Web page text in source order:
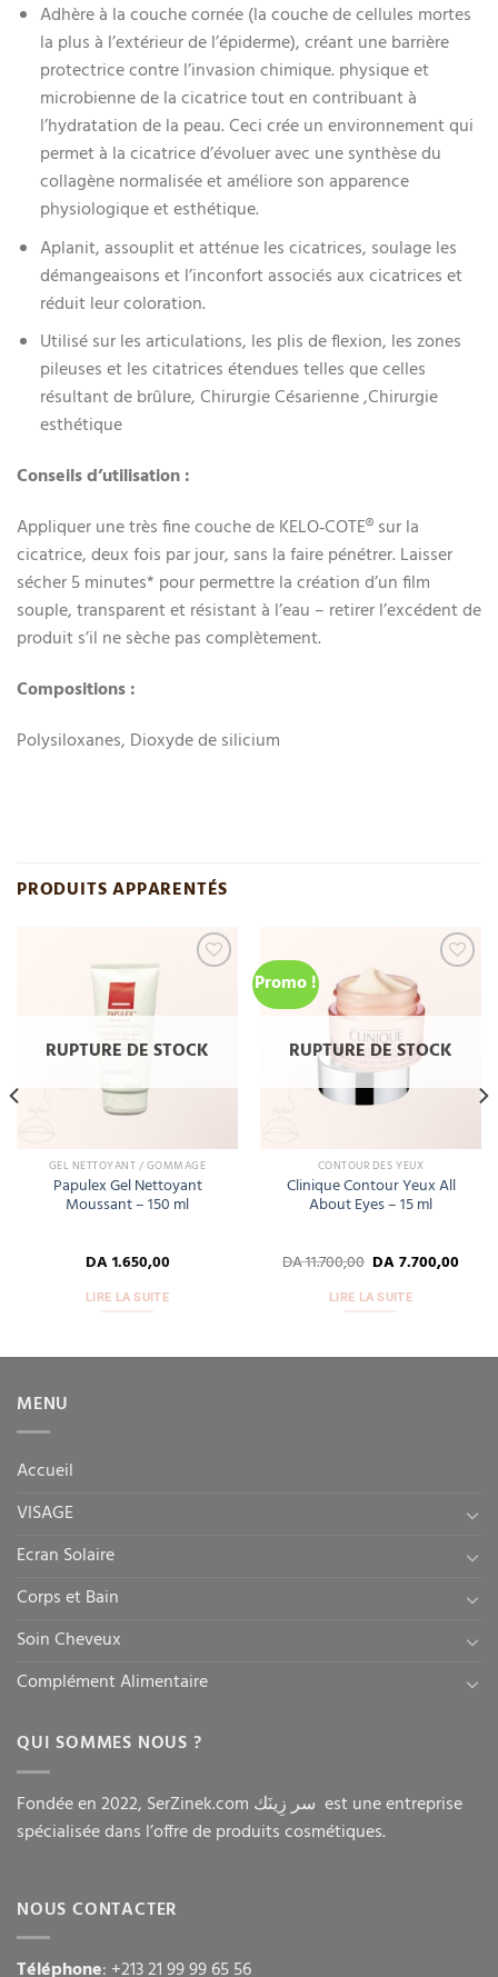
Adhère à la couche cornée (la couche de cellules mortes
la plus à l’extérieur de l’épiderme), créant une barrière
protectrice contre l’invasion chimique. physique et
microbienne de la cicatrice tout en contribuant à
l’hydratation de la peau. Ceci crée un environnement qui
permet à la cicatrice d’évoluer avec une synthèse du
collagène normalisée et améliore son apparence
physiologique et esthétique.
Aplanit, assouplit et atténue les cicatrices, soulage les
démangeaisons et l’inconfort associés aux cicatrices et
réduit leur coloration.
Utilisé sur les articulations, les plis de flexion, les zones
pileuses et les citatrices étendues telles que celles
résultant de brûlure, Chirurgie Césarienne ,Chirurgie
esthétique
Conseils d’utilisation :
Appliquer une très fine couche de KELO‐COTE® sur la
cicatrice, deux fois par jour, sans la faire pénétrer. Laisser
sécher 5 minutes* pour permettre la création d’un film
souple, transparent et résistant à l’eau – retirer l’excédent de
produit s’il ne sèche pas complètement.
Compositions :
Polysiloxanes, Dioxyde de silicium
PRODUITS APPARENTÉS
RUPTURE DE STOCK
GEL NETTOYANT / GOMMAGE
Papulex Gel Nettoyant
Moussant – 150 ml
DA1.650,00
LIRE LA SUITE
Promo !
RUPTURE DE STOCK
CONTOUR DES YEUX
Clinique Contour Yeux All
About Eyes – 15 ml
DA11.700,00 DA7.700,00
LIRE LA SUITE
MENU
Accueil
VISAGE
Ecran Solaire
Corps et Bain
Soin Cheveux
Complément Alimentaire
QUI SOMMES NOUS ?
Fondée en 2022, SerZinek.com سر زِينَك est une entreprise
spécialisée dans l’offre de produits cosmétiques.
NOUS CONTACTER
Téléphone: +213 21 99 99 65 56